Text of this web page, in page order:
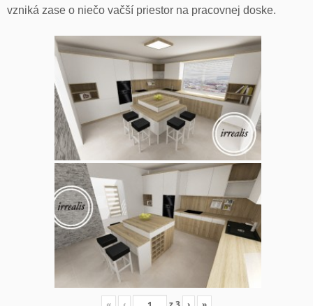
vzniká zase o niečo vačší priestor na pracovnej doske.